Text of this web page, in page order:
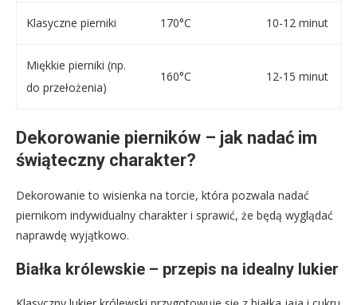
Klasyczne pierniki 170°C 10-12 minut
Miękkie pierniki (np.
do przełożenia)
160°C 12-15 minut
Dekorowanie pierników – jak nadać im
świąteczny charakter?
Dekorowanie to wisienka na torcie, która pozwala nadać
piernikom indywidualny charakter i sprawić, że będą wyglądać
naprawdę wyjątkowo.
Białka królewskie – przepis na idealny lukier